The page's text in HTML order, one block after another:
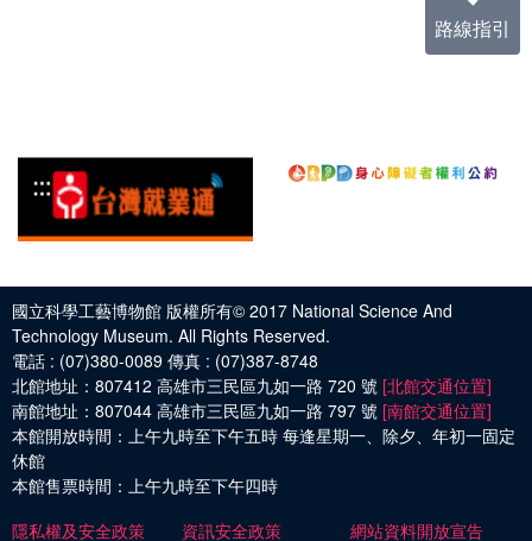
路線指引
國立科學工藝博物館 版權所有© 2017 National Science And
Technology Museum. All Rights Reserved.
電話 : (07)380-0089 傳真 : (07)387-8748
北館地址： 807412 高雄市三民區九如一路 720 號 [北館交通位置]
南館地址： 807044 高雄市三民區九如一路 797 號 [南館交通位置]
本館開放時間： 上午九時至下午五時 每逢星期一、除夕、年初一固定
休館
本館售票時間： 上午九時至下午四時
隱私權及安全政策
資訊安全政策 網站資料開放宣告